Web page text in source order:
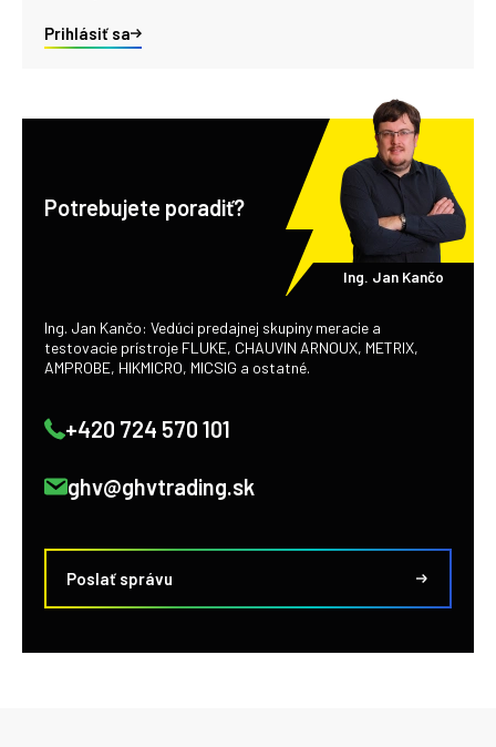
Prihlásiť sa
Potrebujete poradiť?
Ing. Jan Kančo
Ing. Jan Kančo: Vedúci predajnej skupiny meracie a
testovacie prístroje FLUKE, CHAUVIN ARNOUX, METRIX,
AMPROBE, HIKMICRO, MICSIG a ostatné.
+420 724 570 101
ghv@ghvtrading.sk
Poslať správu